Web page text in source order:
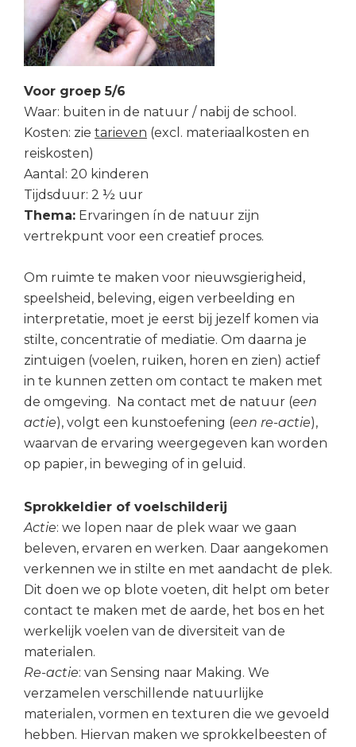
Voor groep 5/6
Waar: buiten in de natuur / nabij de school.
Kosten: zie tarieven (excl. materiaalkosten en
reiskosten)
Aantal: 20 kinderen
Tijdsduur: 2 ½ uur
Thema: Ervaringen ín de natuur zijn
vertrekpunt voor een creatief proces.
Om ruimte te maken voor nieuwsgierigheid,
speelsheid, beleving, eigen verbeelding en
interpretatie, moet je eerst bij jezelf komen via
stilte, concentratie of mediatie. Om daarna je
zintuigen (voelen, ruiken, horen en zien) actief
in te kunnen zetten om contact te maken met
de omgeving. Na contact met de natuur (een
actie), volgt een kunstoefening (een re-actie),
waarvan de ervaring weergegeven kan worden
op papier, in beweging of in geluid.
Sprokkeldier of voelschilderij
Actie: we lopen naar de plek waar we gaan
beleven, ervaren en werken. Daar aangekomen
verkennen we in stilte en met aandacht de plek.
Dit doen we op blote voeten, dit helpt om beter
contact te maken met de aarde, het bos en het
werkelijk voelen van de diversiteit van de
materialen.
Re-actie: van Sensing naar Making. We
verzamelen verschillende natuurlijke
materialen, vormen en texturen die we gevoeld
hebben. Hiervan maken we sprokkelbeesten of